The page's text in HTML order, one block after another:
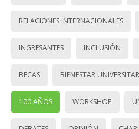
RELACIONES INTERNACIONALES
INGRESANTES INCLUSIÓN
BECAS BIENESTAR
100 AÑOS WORKSHOP